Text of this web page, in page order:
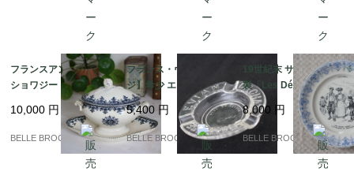
フランスアンティーク
ショワジー・ル・ロワ
"GAGNY" ソースポッ
ト / ソーシエール 蓋付
｜フランス発送（到着
10,000 円
BELLE BROCANTE
フランス・ヴィンテー
ジ】希少 エビアン(evia
n) CACHAT ガラス灰
皿 / 蚤の市 1960-70s｜
フランス発送（到着ま
5,400 円
BELLE BROCANTE
19世紀末 サルグミンヌ
製「Les Délices de la
Table」果物柄プレート
フランスアンティーク
｜フランス発送（到着
まで2-3週間）
8,000 円
BELLE BROCANTE